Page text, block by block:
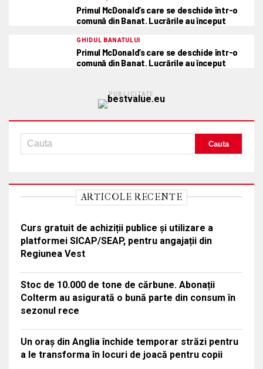
Primul McDonald’s care se deschide într-o
comună din Banat. Lucrările au început
GHIDUL BANATULUI
Primul McDonald’s care se deschide într-o
comună din Banat. Lucrările au început
PUBLICITATE
ARTICOLE RECENTE
Curs gratuit de achiziții publice și utilizare a
platformei SICAP/SEAP, pentru angajații din
Regiunea Vest
Stoc de 10.000 de tone de cărbune. Abonații
Colterm au asigurată o bună parte din consum în
sezonul rece
Un oraș din Anglia închide temporar străzi pentru
a le transforma în locuri de joacă pentru copii